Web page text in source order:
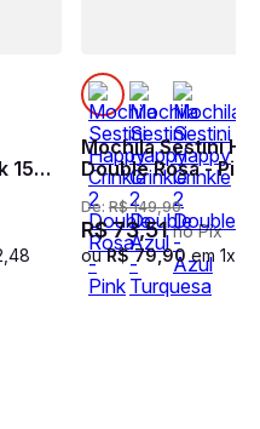
15
48
Mochila Sestini Happy
Double Rosa - Pink
De: R$ 149,90
R$73,51no Pix
ouR$ 79,90 em 1x